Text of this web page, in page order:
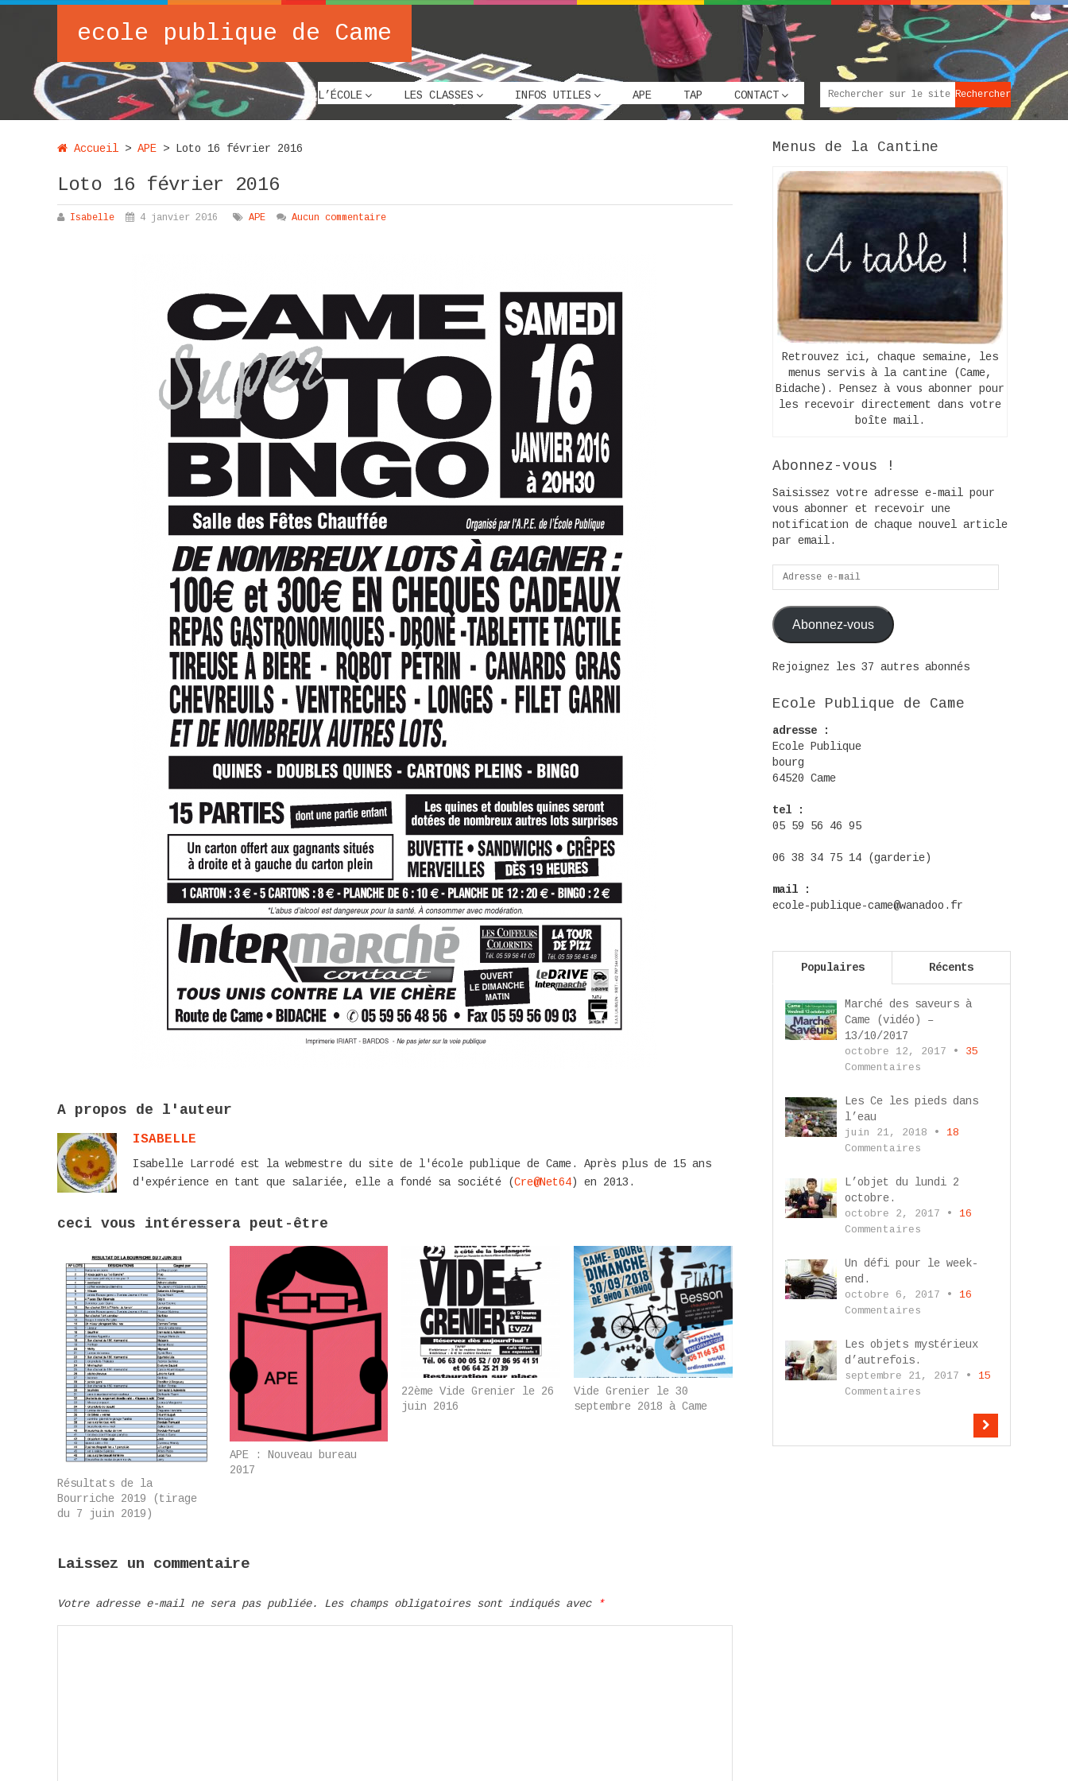
ecole publique de Came
L’ÉCOLE LES CLASSES INFOS UTILES APE TAP CONTACT
Accueil > APE > Loto 16 février 2016
Loto 16 février 2016
Isabelle 4 janvier 2016 APE Aucun commentaire
A propos de l'auteur
ISABELLE
Isabelle Larrodé est la webmestre du site de l'école publique de Came. Après plus de 15 ans
d'expérience en tant que salariée, elle a fondé sa société (Cre@Net64) en 2013.
ceci vous intéressera peut-être
Résultats de la
Bourriche 2019 (tirage
du 7 juin 2019)
APE : Nouveau bureau
2017
22ème Vide Grenier le 26
juin 2016
Vide Grenier le 30
septembre 2018 à Came
Laissez un commentaire
Votre adresse e-mail ne sera pas publiée. Les champs obligatoires sont indiqués avec *
Menus de la Cantine
Retrouvez ici, chaque semaine, les
menus servis à la cantine (Came,
Bidache). Pensez à vous abonner pour
les recevoir directement dans votre
boîte mail.
Abonnez-vous !
Saisissez votre adresse e-mail pour
vous abonner et recevoir une
notification de chaque nouvel article
par email.
Adresse
e-
mail
Abonnez-vous
Rejoignez les 37 autres abonnés
Ecole Publique de Came
adresse :
Ecole Publique
bourg
64520 Came
tel :
05 59 56 46 95
06 38 34 75 14 (garderie)
mail :
ecole-publique-came@wanadoo.fr
Populaires Récents
Marché des saveurs à
Came (vidéo) –
13/10/2017
octobre 12, 2017 • 35
Commentaires
Les Ce les pieds dans
l’eau
juin 21, 2018 • 18
Commentaires
L’objet du lundi 2
octobre.
octobre 2, 2017 • 16
Commentaires
Un défi pour le week-
end.
octobre 6, 2017 • 16
Commentaires
Les objets mystérieux
d’autrefois.
septembre 21, 2017 • 15
Commentaires